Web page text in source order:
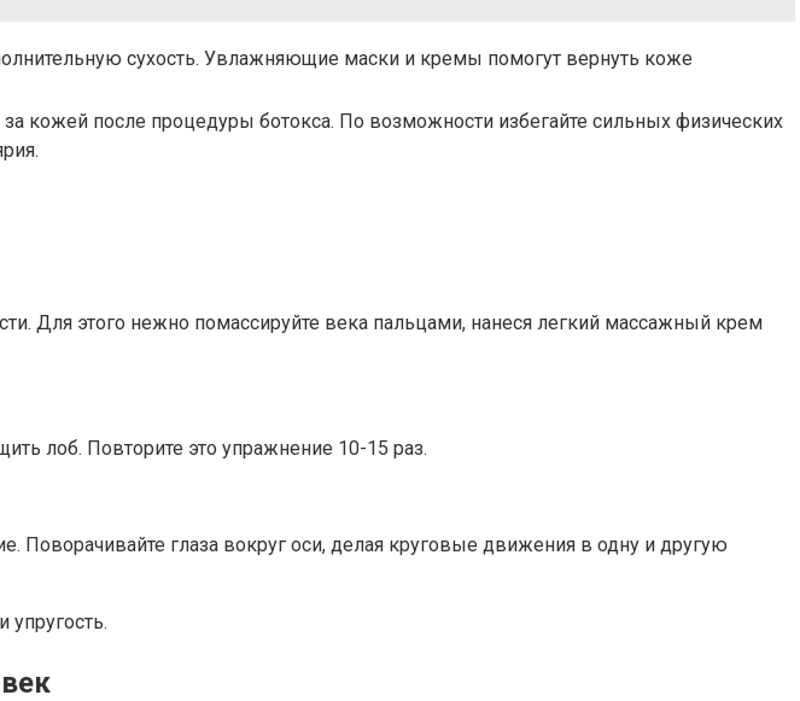
сухость. Увлажняющие маски и кремы помогут вернуть коже
кожей после процедуры ботокса. По возможности избегайте сильных физических
Для этого нежно помассируйте века пальцами, нанеся легкий массажный крем
лоб. Повторите это упражнение 10-15 раз.
глаза вокруг оси, делая круговые движения в одну и другую
упругость.